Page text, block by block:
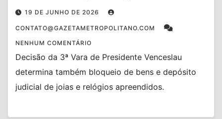
19 DE JUNHO DE 2026
CONTATO@GAZETAMETROPOLITANO.COM
NENHUM COMENTÁRIO
Decisão da 3ª Vara de Presidente Venceslau
determina também bloqueio de bens e depósito
judicial de joias e relógios apreendidos.